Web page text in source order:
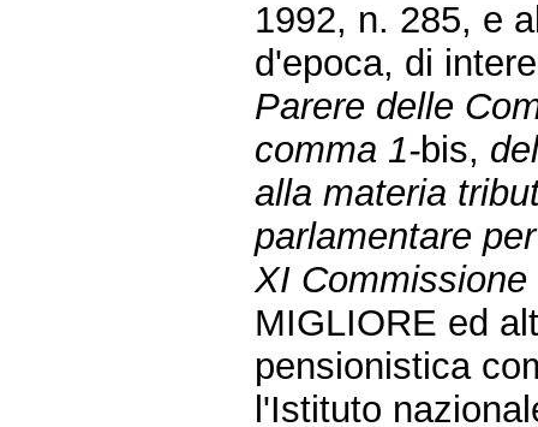
1992, n. 285, e
d'epoca, di
Parere delle
comma 1-bis,
alla materia
parlamentare
XI Commissione
MIGLIORE ed
pensionistica
l'Istituto